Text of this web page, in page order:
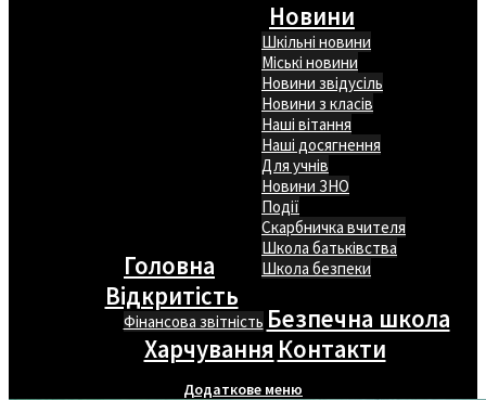
Головна
Новини
Шкільні новини
Міські новини
Новини звідусіль
Новини з класів
Наші вітання
Наші досягнення
Для учнів
Новини ЗНО
Події
Скарбничка вчителя
Школа батьківства
Школа безпеки
Відкритість
Фінансова звітність Безпечна школа
Харчування Контакти
Додаткове меню